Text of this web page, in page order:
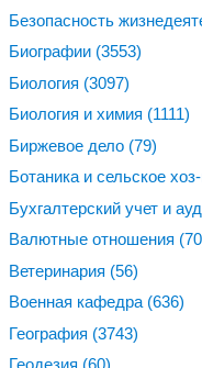
Безопасность
Биографии (3553)
Биология (3097)
Биология и химия (1111)
Биржевое дело (79)
Ботаника и сельское
Бухгалтерский учет и
Валютные отношения
Ветеринария (56)
Военная кафедра (636)
География (3743)